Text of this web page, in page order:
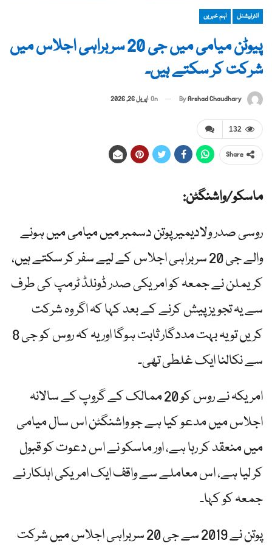
انٹرنیشنل اہم خبریں
پیوٹن میامی میں جی 20 سربراہی اجلاس میں
شرکت کر سکتے ہیں۔
ByArshad Chaudhary
On اپریل 26, 2026
132
Share
ماسکو/واشنگٹن:
روسی صدر ولادیمیر پوتن دسمبر میں میامی میں ہونے
والے جی 20 سربراہی اجلاس کے لیے سفر کر سکتے ہیں،
کریملن نے جمعہ کو امریکی صدر ڈونلڈ ٹرمپ کی طرف
سے یہ تجویز پیش کرنے کے بعد کہا کہ اگر وہ شرکت
کریں تو یہ بہت مددگار ثابت ہوگا اور یہ کہ روس کو جی 8
سے نکالنا ایک غلطی تھی۔
امریکہ نے روس کو 20 ممالک کے گروپ کے سالانہ
اجلاس میں مدعو کیا ہے جو واشنگٹن اس سال میامی
میں منعقد کر رہا ہے، اور ماسکو نے اس دعوت کو قبول
کر لیا ہے، اس معاملے سے واقف ایک امریکی اہلکار نے
جمعہ کو کہا۔
پوتن نے 2019 سے جی 20 سربراہی اجلاس میں شرکت